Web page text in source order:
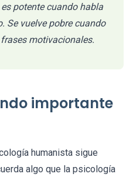
potente cuando habla
Se vuelve pobre cuando
motivacionales.
importante
humanista sigue
algo que la psicología